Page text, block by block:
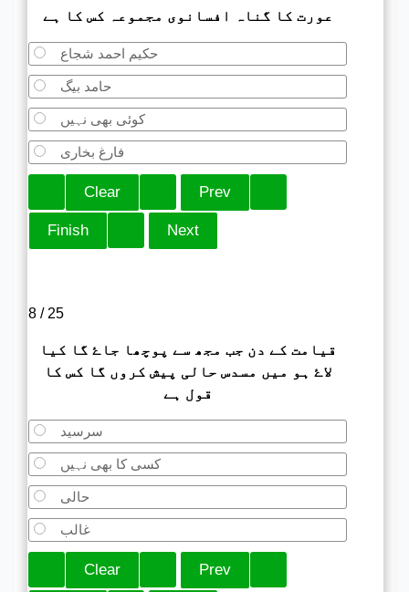
عورت کا گناہ افسانوی مجموعہ کس کا ہے
حکیم احمد شجاع
حامد بیگ
کوئی بھی نہیں
فارغ بخاری
8 / 25
قیامت کے دن جب مجھ سے پوچھا جاۓ گا کیا
لاۓ ہو میں مسدس حالی پیش کروں گا کس کا
قول ہے
سرسید
کسی کا بھی نہیں
حالی
غالب